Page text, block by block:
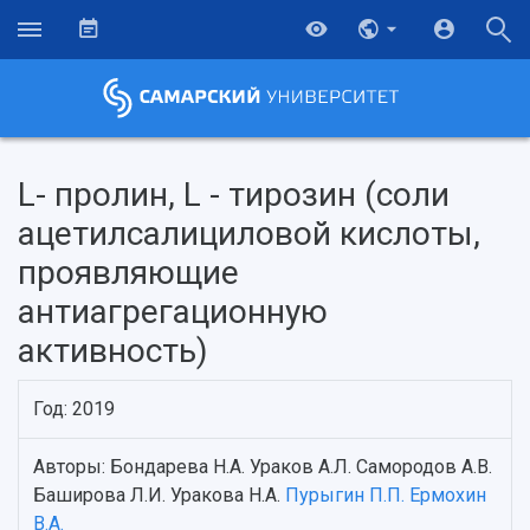
Об университете
История
Новости
Главные новости
Образование
Почему я выбираю Самарский университет?
Научно-исследовательская деятельность
Основные научные направления
L- пролин, L - тирозин (соли
ацетилсалициловой кислоты,
проявляющие
антиагрегационную
активность)
Год: 2019
Авторы: Бондарева Н.А. Ураков А.Л. Самородов А.В.
Баширова Л.И. Уракова Н.А. Пурыгин П.П. Ермохин
В.А.